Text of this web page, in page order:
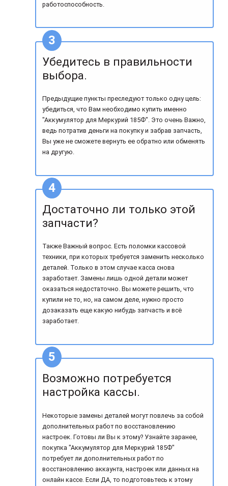
работоспособность.
Убедитесь в правильности
выбора.
Предыдущие пункты преследуют только одну цель:
убедиться, что Вам необходимо купить именно
"Аккумулятор для Меркурий 185Ф". Это очень Важно,
ведь потратив деньги на покупку и забрав запчасть,
Вы уже не сможете вернуть ее обратно или обменять
на другую.
Достаточно ли только этой
запчасти?
Также Важный вопрос. Есть поломки кассовой
техники, при которых требуется заменить несколько
деталей. Только в этом случае касса снова
заработает. Замены лишь одной детали может
оказаться недостаточно. Вы можете решить, что
купили не то, но, на самом деле, нужно просто
дозаказать еще какую нибудь запчасть и всё
заработает.
Возможно потребуется
настройка кассы.
Некоторые замены деталей могут повлечь за собой
дополнительных работ по восстановлению
настроек. Готовы ли Вы к этому? Узнайте заранее,
покупка "Аккумулятор для Меркурий 185Ф"
потребует ли дополнительных работ по
восстановлению аккаунта, настроек или данных на
онлайн кассе. Если ДА, то подготовьтесь к этому